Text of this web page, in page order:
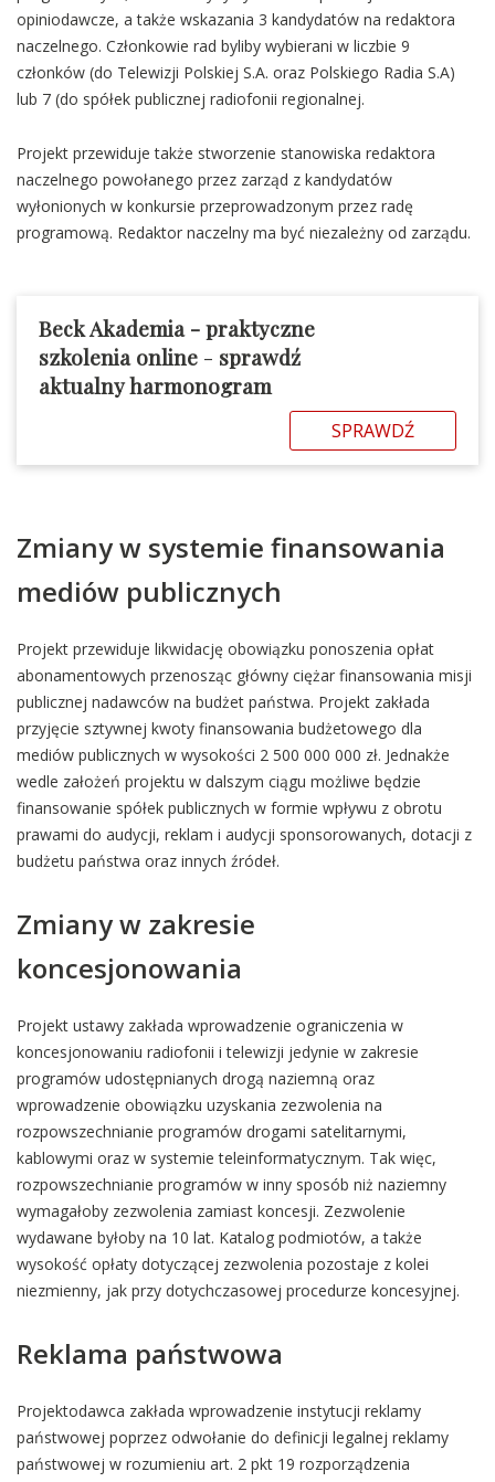
opiniodawcze, a także wskazania 3 kandydatów na redaktora
naczelnego. Członkowie rad byliby wybierani w liczbie 9
członków (do Telewizji Polskiej S.A. oraz Polskiego Radia S.A)
lub 7 (do spółek publicznej radiofonii regionalnej.
Projekt przewiduje także stworzenie stanowiska redaktora
naczelnego powołanego przez zarząd z kandydatów
wyłonionych w konkursie przeprowadzonym przez radę
programową. Redaktor naczelny ma być niezależny od zarządu.
Beck Akademia - praktyczne
szkolenia online - sprawdź
aktualny harmonogram
SPRAWDŹ
Zmiany w systemie finansowania
mediów publicznych
Projekt przewiduje likwidację obowiązku ponoszenia opłat
abonamentowych przenosząc główny ciężar finansowania misji
publicznej nadawców na budżet państwa. Projekt zakłada
przyjęcie sztywnej kwoty finansowania budżetowego dla
mediów publicznych w wysokości 2 500 000 000 zł. Jednakże
wedle założeń projektu w dalszym ciągu możliwe będzie
finansowanie spółek publicznych w formie wpływu z obrotu
prawami do audycji, reklam i audycji sponsorowanych, dotacji z
budżetu państwa oraz innych źródeł.
Zmiany w zakresie
koncesjonowania
Projekt ustawy zakłada wprowadzenie ograniczenia w
koncesjonowaniu radiofonii i telewizji jedynie w zakresie
programów udostępnianych drogą naziemną oraz
wprowadzenie obowiązku uzyskania zezwolenia na
rozpowszechnianie programów drogami satelitarnymi,
kablowymi oraz w systemie teleinformatycznym. Tak więc,
rozpowszechnianie programów w inny sposób niż naziemny
wymagałoby zezwolenia zamiast koncesji. Zezwolenie
wydawane byłoby na 10 lat. Katalog podmiotów, a także
wysokość opłaty dotyczącej zezwolenia pozostaje z kolei
niezmienny, jak przy dotychczasowej procedurze koncesyjnej.
Reklama państwowa
Projektodawca zakłada wprowadzenie instytucji reklamy
państwowej poprzez odwołanie do definicji legalnej reklamy
państwowej w rozumieniu art. 2 pkt 19 rozporządzenia